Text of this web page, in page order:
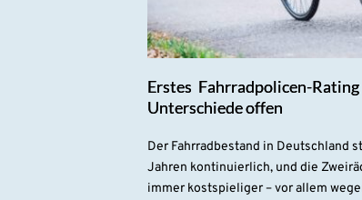
Erstes Fahrradpolicen-
Unterschiede offen
Der Fahrradbestand in Deutschland
Jahren kontinuierlich, und die
immer kostspieliger – vor allem